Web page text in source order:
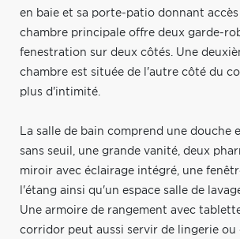
en baie et sa porte-patio donnant accès
chambre principale offre deux garde-
fenestration sur deux côtés. Une
chambre est située de l'autre côté du
plus d'intimité.
La salle de bain comprend une douche
sans seuil, une grande vanité, deux
miroir avec éclairage intégré, une
l'étang ainsi qu'un espace salle de
Une armoire de rangement avec
corridor peut aussi servir de lingerie ou